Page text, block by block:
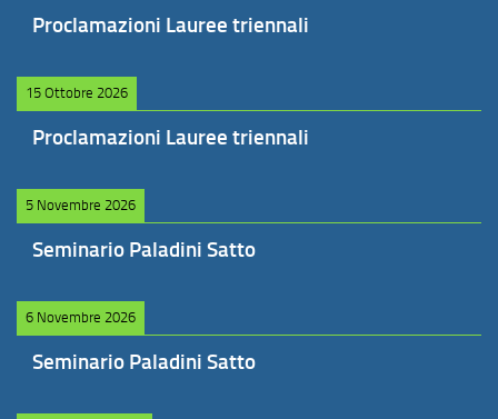
Proclamazioni Lauree triennali
15 Ottobre 2026
Proclamazioni Lauree triennali
5 Novembre 2026
Seminario Paladini Satto
6 Novembre 2026
Seminario Paladini Satto